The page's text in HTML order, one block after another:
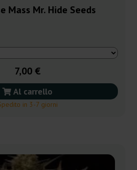
Mass Mr. Hide Seeds
7,00 €
Al carrello
in 3-7 giorni